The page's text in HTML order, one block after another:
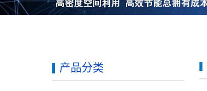
产品分类